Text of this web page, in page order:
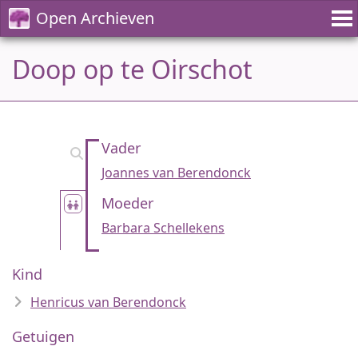
Open Archieven
Doop op te Oirschot
Vader
Joannes van Berendonck
Moeder
Barbara Schellekens
Kind
Henricus van Berendonck
Getuigen